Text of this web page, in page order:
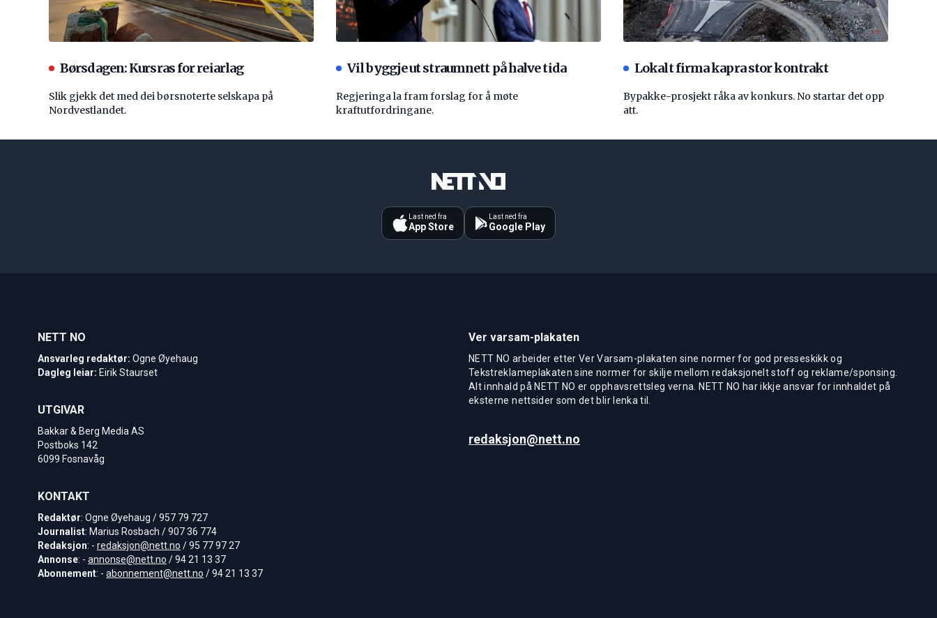
Børsdagen: Kursras for reiarlag
Slik gjekk det med dei børsnoterte selskapa på
Nordvestlandet.
Vil byggje ut straumnett på halve tida
Regjeringa la fram forslag for å møte
kraftutfordringane.
Lokalt firma kapra stor kontrakt
Bypakke-prosjekt råka av konkurs. No startar det opp
att.
Last ned fra
App Store
Last ned fra
Google Play
NETT NO
Ansvarleg redaktør: Ogne Øyehaug
Dagleg leiar: Eirik Staurset
UTGIVAR
Bakkar & Berg Media AS
Postboks 142
6099 Fosnavåg
KONTAKT
Redaktør: Ogne Øyehaug / 957 79 727
Journalist: Marius Rosbach / 907 36 774
Redaksjon: - redaksjon@nett.no / 95 77 97 27
Annonse: - annonse@nett.no / 94 21 13 37
Abonnement: - abonnement@nett.no / 94 21 13 37
Ver varsam-plakaten
NETT NO arbeider etter Ver Varsam-plakaten sine normer for god presseskikk og
Tekstreklameplakaten sine normer for skilje mellom redaksjonelt stoff og reklame/sponsing.
Alt innhald på NETT NO er opphavsrettsleg verna. NETT NO har ikkje ansvar for innhaldet på
eksterne nettsider som det blir lenka til.
redaksjon@nett.no